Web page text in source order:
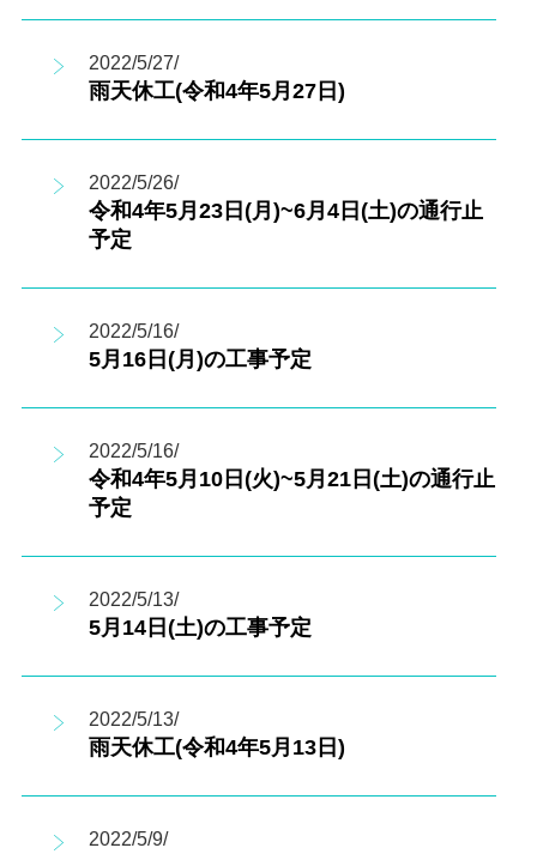
2022/5/27/
雨天休工(令和4年5月27日)
2022/5/26/
令和4年5月23日(月)~6月4日(土)の通行止
予定
2022/5/16/
5月16日(月)の工事予定
2022/5/16/
令和4年5月10日(火)~5月21日(土)の通行止
予定
2022/5/13/
5月14日(土)の工事予定
2022/5/13/
雨天休工(令和4年5月13日)
2022/5/9/